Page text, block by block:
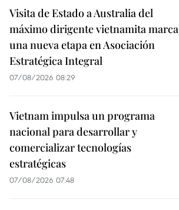
Visita de Estado a Australia del
máximo dirigente vietnamita marca
una nueva etapa en Asociación
Estratégica Integral
07/08/2026 08:29
Vietnam impulsa un programa
nacional para desarrollar y
comercializar tecnologías
estratégicas
07/08/2026 07:48